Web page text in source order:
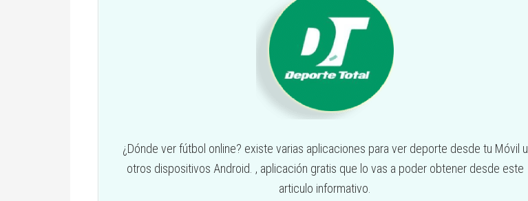
¿Dónde ver fútbol online? existe varias aplicaciones para ver deporte desde tu Móvil u
otros dispositivos Android. , aplicación gratis que lo vas a poder obtener desde este
articulo informativo.